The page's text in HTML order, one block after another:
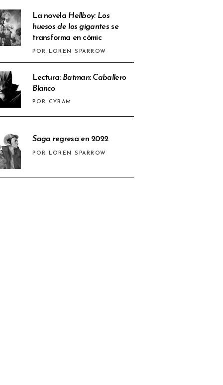
La novela Hellboy: Los
huesos de los gigantesse
transforma en cómic
POR LOREN SPARROW
Lectura: Batman: Caballero
Blanco
POR CYRAM
Saga regresa en 2022
POR LOREN SPARROW